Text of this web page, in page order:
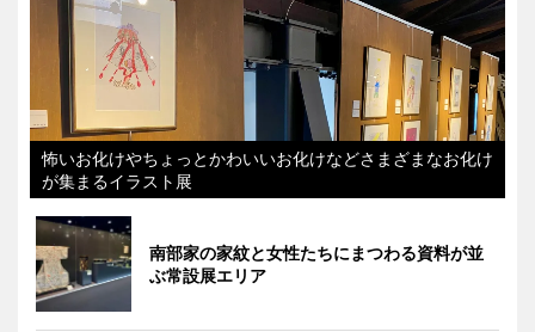
怖いお化けやちょっとかわいいお化けなどさまざまなお化け
が集まるイラスト展
南部家の家紋と女性たちにまつわる資料が並
ぶ常設展エリア